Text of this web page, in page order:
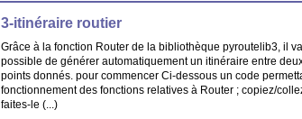
3-itinéraire routier
Grâce à la fonction Router de la bibliothèque pyroutelib3, il
possible de générer automatiquement un itinéraire entre
points donnés. pour commencer Ci-dessous un code
fonctionnement des fonctions relatives à Router ; copiez/
faites-le (...)